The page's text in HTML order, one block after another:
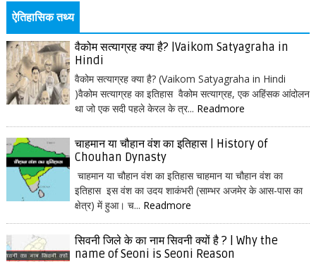
ऐतिहासिक तथ्य
वैकोम सत्याग्रह क्या है? |Vaikom Satyagraha in
Hindi
वैकोम सत्याग्रह क्या है? (Vaikom Satyagraha in Hindi
)वैकोम सत्याग्रह का इतिहास वैकोम सत्याग्रह, एक अहिंसक आंदोलन
था जो एक सदी पहले केरल के त्र... Readmore
चाहमान या चौहान वंश का इतिहास | History of
Chouhan Dynasty
चाहमान या चौहान वंश का इतिहास चाहमान या चौहान वंश का
इतिहास इस वंश का उदय शाकंभरी (साम्भर अजमेर के आस-पास का
क्षेत्र) में हुआ। च... Readmore
सिवनी जिले के का नाम सिवनी क्यों है ? | Why the
name of Seoni is Seoni Reason